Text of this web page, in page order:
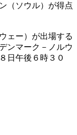
（ソウル）が得点
ェー）が出場する
ンマーク－ノルウ
日午後６時３０